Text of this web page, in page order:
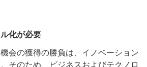
化が必要
会の獲得の勝負は、イノベーション
そのため、ビジネスおよびテクノロ